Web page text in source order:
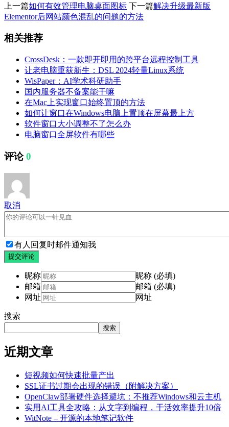
上一篇如何有效管理电脑桌面图标 下一篇解决升级最新版
Elementor后网站颜色混乱的问题的方法
相关推荐
CrossDesk：一款即开即用的跨平台远程控制工具
让老电脑重获新生：DSL 2024轻量Linux系统
WisPaper：AI学术科研助手
国内服务器不备案能干嘛
在Mac上实现窗口始终置顶的方法
如何让窗口在Windows电脑上置顶在屏幕最上方
软件窗口大小调整不了怎么办
电脑窗口全屏软件有哪些
评论0
取消
有人回复时邮件通知我
提交评论
昵称
昵称 (必填)
邮箱
邮箱 (必填)
网址
网址
搜索
搜索
近期文章
短视频如何快速批量产出
SSL证书过期会出现的错误（附解决方案）
OpenClaw部署硬件选择避坑：不推荐Windows和云主机
实用AI工具全攻略：从文字到编程，干活效率提升10倍
WitNote – 开源的本地笔记软件